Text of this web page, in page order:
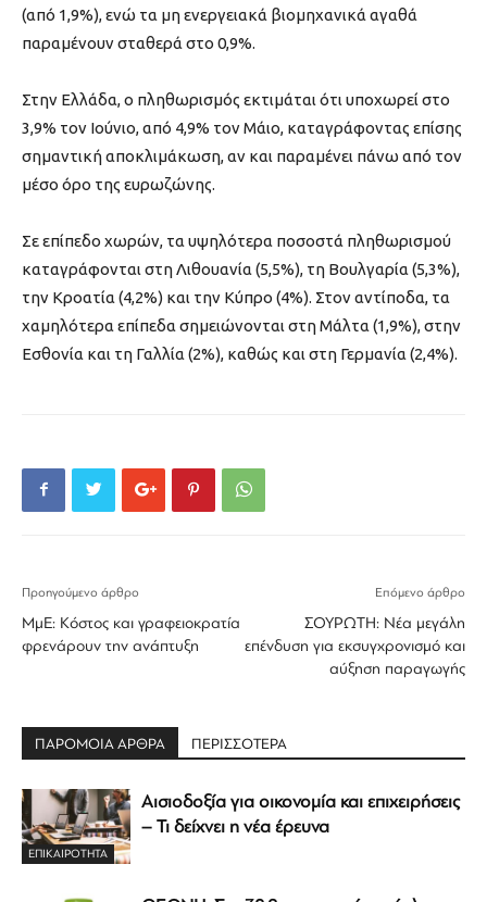
(από 1,9%), ενώ τα μη ενεργειακά βιομηχανικά αγαθά
παραμένουν σταθερά στο 0,9%.
Στην Ελλάδα, ο πληθωρισμός εκτιμάται ότι υποχωρεί στο
3,9% τον Ιούνιο, από 4,9% τον Μάιο, καταγράφοντας επίσης
σημαντική αποκλιμάκωση, αν και παραμένει πάνω από τον
μέσο όρο της ευρωζώνης.
Σε επίπεδο χωρών, τα υψηλότερα ποσοστά πληθωρισμού
καταγράφονται στη Λιθουανία (5,5%), τη Βουλγαρία (5,3%),
την Κροατία (4,2%) και την Κύπρο (4%). Στον αντίποδα, τα
χαμηλότερα επίπεδα σημειώνονται στη Μάλτα (1,9%), στην
Εσθονία και τη Γαλλία (2%), καθώς και στη Γερμανία (2,4%).
Προηγούμενο άρθρο
ΜμΕ: Κόστος και γραφειοκρατία
φρενάρουν την ανάπτυξη
Επόμενο άρθρο
ΣΟΥΡΩΤΗ: Νέα μεγάλη
επένδυση για εκσυγχρονισμό και
αύξηση παραγωγής
ΠΑΡΟΜΟΙΑ ΑΡΘΡΑ ΠΕΡΙΣΣΟΤΕΡΑ
ΕΠΙΚΑΙΡΟΤΗΤΑ
Αισιοδοξία για οικονομία και επιχειρήσεις
– Τι δείχνει η νέα έρευνα